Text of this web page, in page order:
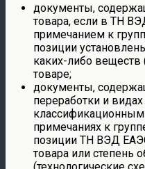
документы,
товара, если в ТН
примечанием к
позиции
каких-либо веществ
товаре;
документы,
переработки и
примечаниях к
позиции ТН ВЭД
товара или степень